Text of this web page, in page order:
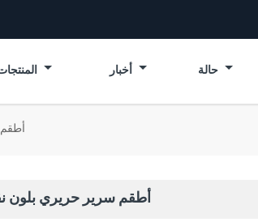
أطقم سرير حريري بلون